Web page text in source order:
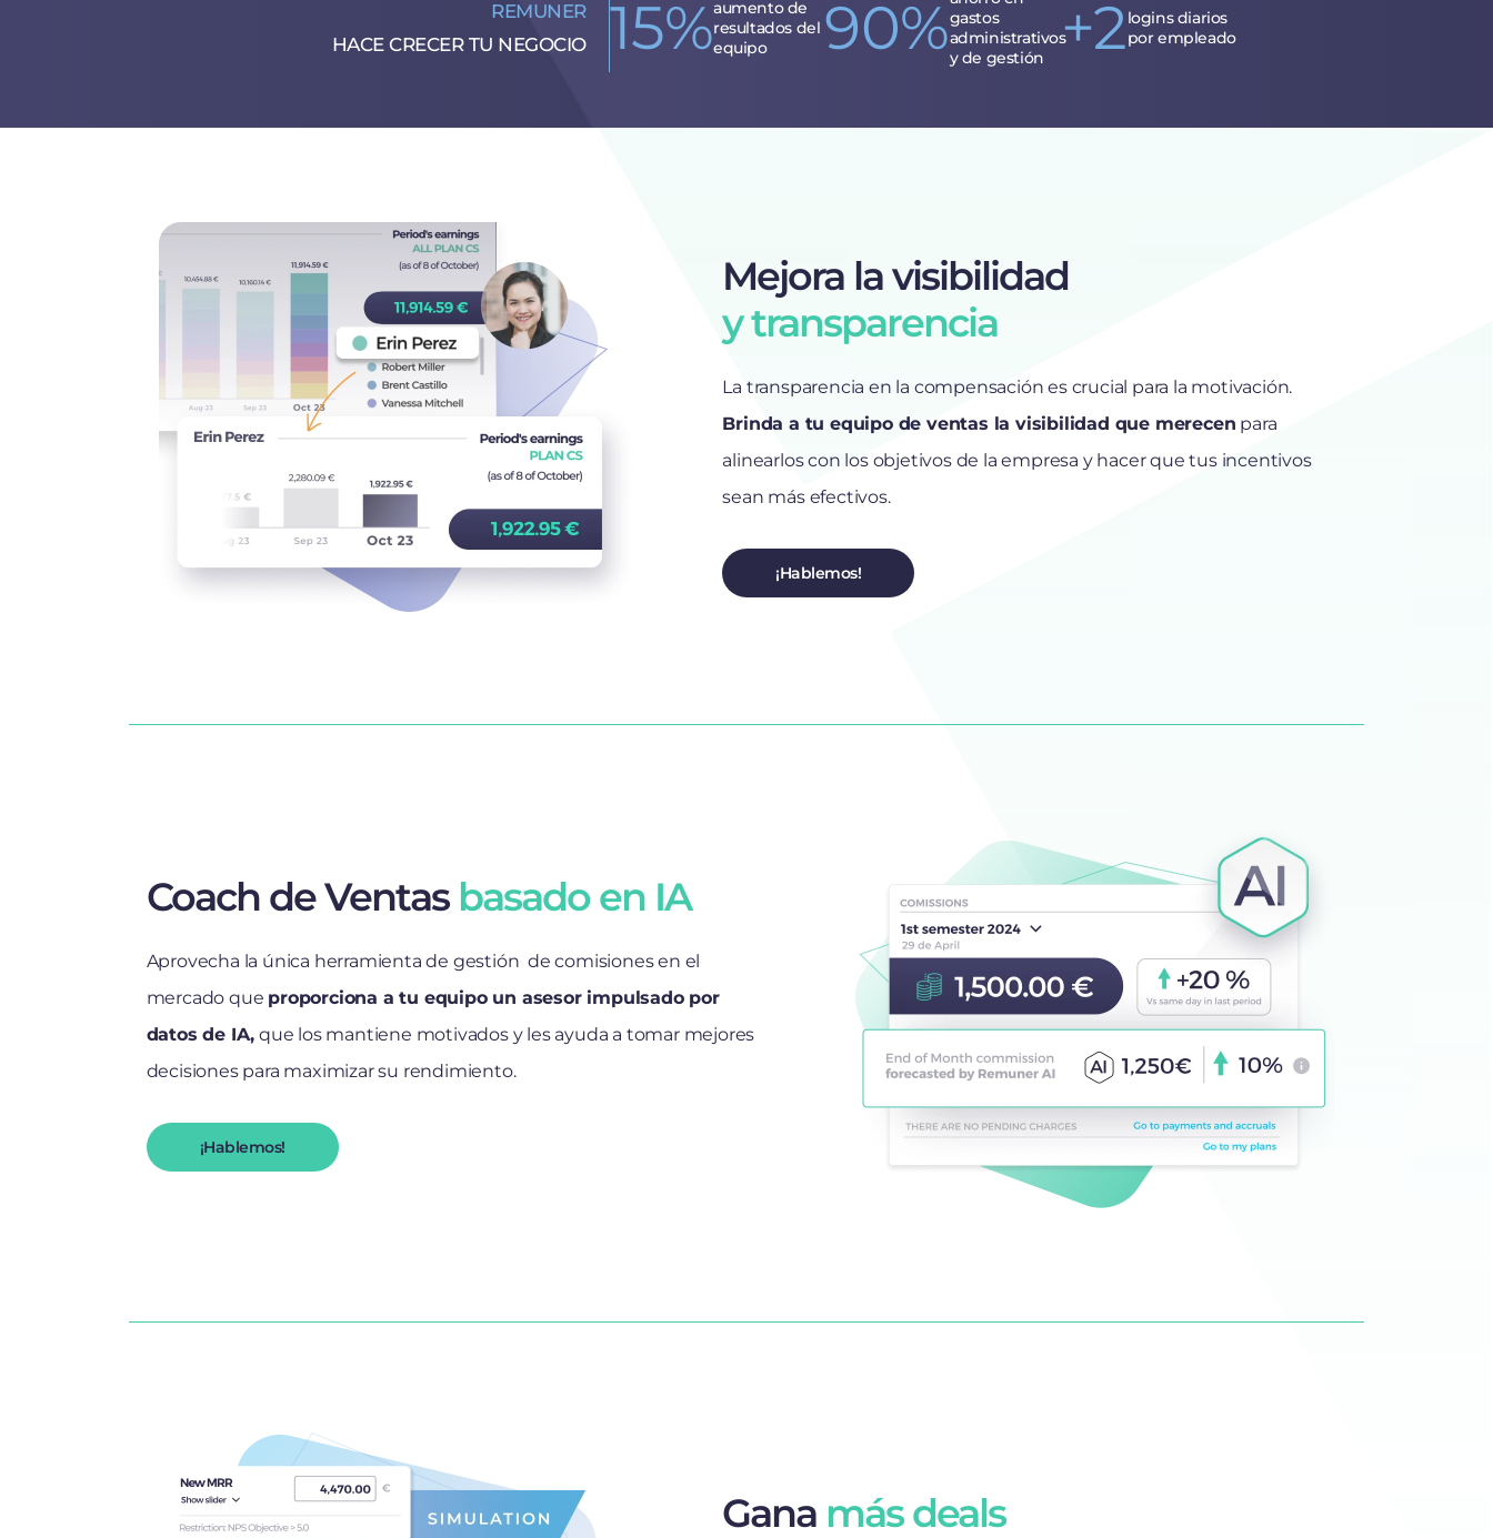
REMUNER
HACE CRECER TU NEGOCIO
15%aumento de
resultados del
equipo
90%gastos
administrativos
y de gestión
+2logins diarios
por empleado
Mejora la visibilidad
y transparencia
La transparencia en la compensación es crucial para la motivación.
Brinda a tu equipo de ventas la visibilidad que merecen para
alinearlos con los objetivos de la empresa y hacer que tus incentivos
sean más efectivos.
¡Hablemos!
Coach de Ventas basado en IA
Aprovecha la única herramienta de gestión de comisiones en el
mercado que proporciona a tu equipo un asesor impulsado por
datos de IA, que los mantiene motivados y les ayuda a tomar mejores
decisiones para maximizar su rendimiento.
¡Hablemos!
Gana más deals